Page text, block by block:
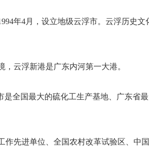
年4月，设立地级云浮市。云浮历史文
云浮新港是广东内河第一大港。
全国最大的硫化工生产基地、广东省
先进单位、全国农村改革试验区、中